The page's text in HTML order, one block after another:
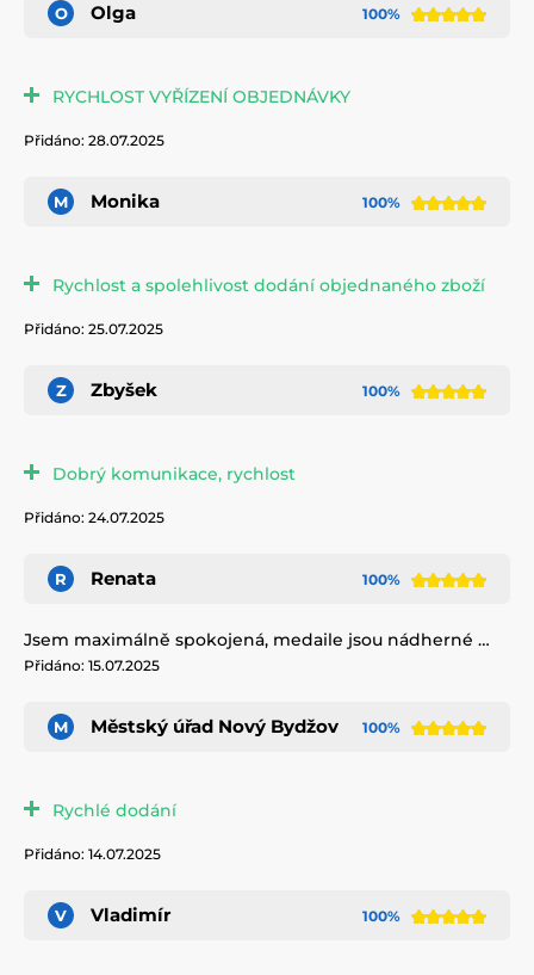
O Olga 100%
RYCHLOST VYŘÍZENÍ OBJEDNÁVKY
Přidáno: 28.07.2025
M Monika 100%
Rychlost a spolehlivost dodání objednaného zboží
Přidáno: 25.07.2025
Z Zbyšek 100%
Dobrý komunikace, rychlost
Přidáno: 24.07.2025
R Renata 100%
Jsem maximálně spokojená, medaile jsou nádherné …
Přidáno: 15.07.2025
M Městský úřad Nový Bydžov 100%
Rychlé dodání
Přidáno: 14.07.2025
V Vladimír 100%